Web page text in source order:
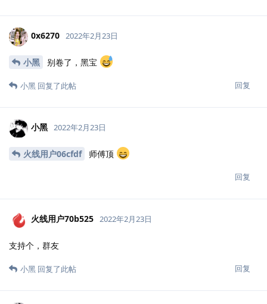
0x6270 2022年2月23日
小黑 别卷了，黑宝
回复
小黑 回复了此帖
小黑 2022年2月23日
火线用户06cfdf 师傅顶
回复
火线用户70b525 2022年2月23日
支持个，群友
回复
小黑 回复了此帖